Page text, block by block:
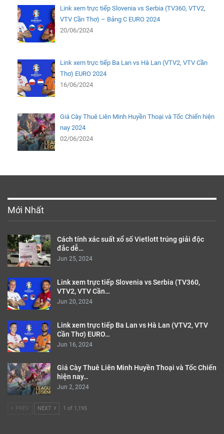
Link xem trực tiếp Slovenia vs Serbia (TV360, VTV2,
VTV Cần Thơ) – Bảng C EURO 2024
20/06/2024
Link xem trực tiếp Ba Lan vs Hà Lan (VTV2, VTV Cần
Thơ) EURO 2024
16/06/2024
Giá Cày Thuê Liên Minh Huyền Thoại và Tốc Chiến hiện
nay 2024
02/06/2024
Mới Nhất
Cách tính xác suất xổ số Vietlott trúng giải độc
đắc dễ…
Jun 25, 2024
Link xem trực tiếp Slovenia vs Serbia (TV360,
VTV2, VTV Cần…
Jun 20, 2024
Link xem trực tiếp Ba Lan vs Hà Lan (VTV2, VTV
Cần Thơ) EURO…
Jun 16, 2024
Giá Cày Thuê Liên Minh Huyền Thoại và Tốc Chiến
hiện nay…
Jun 2, 2024
PREV NEXT 1 of 1,195